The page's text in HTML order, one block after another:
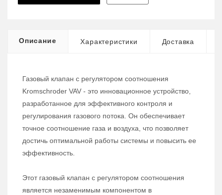
Описание Характеристики Доставка
Газовый клапан с регулятором соотношения
Kromschroder VAV - это инновационное устройство,
разработанное для эффективного контроля и
регулирования газового потока. Он обеспечивает
точное соотношение газа и воздуха, что позволяет
достичь оптимальной работы системы и повысить ее
эффективность.
Этот газовый клапан с регулятором соотношения
является незаменимым компонентом в